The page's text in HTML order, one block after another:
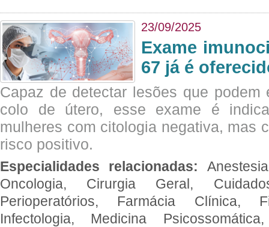
23/09/2025
Exame
67 já é
Capaz de detectar lesões que
colo de útero, esse exame é
mulheres com citologia negativa, mas
risco positivo.
Especialidades relacionadas:
Oncologia, Cirurgia Geral,
Perioperatórios, Farmácia Clínica,
Infectologia, Medicina